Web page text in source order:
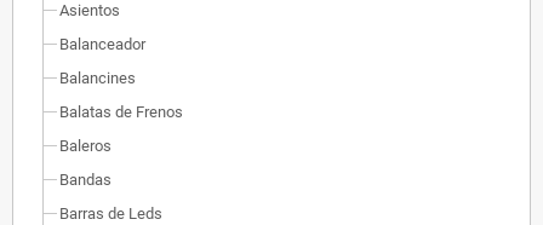
Asientos
Balanceador
Balancines
Balatas de Frenos
Baleros
Bandas
Barras de Leds